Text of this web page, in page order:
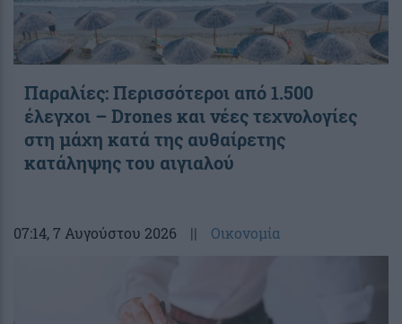
Παραλίες: Περισσότεροι από 1.500
έλεγχοι – Drones και νέες τεχνολογίες
στη μάχη κατά της αυθαίρετης
κατάληψης του αιγιαλού
07:14, 7 Αυγούστου 2026 || Οικονομία